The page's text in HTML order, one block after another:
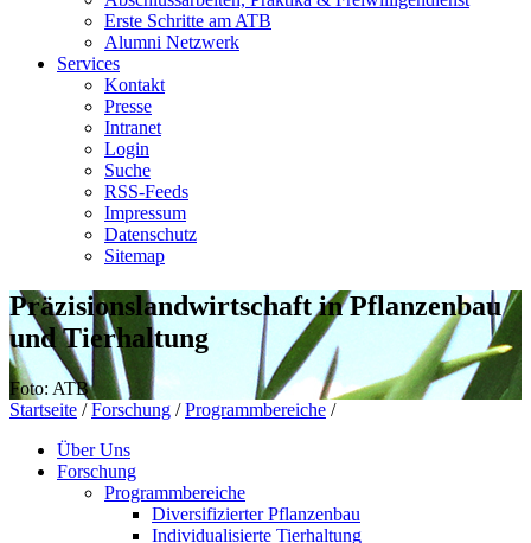
Erste Schritte am ATB
Alumni Netzwerk
Services
Kontakt
Presse
Intranet
Login
Suche
RSS-Feeds
Impressum
Datenschutz
Sitemap
Präzisionslandwirtschaft in Pflanzenbau
und Tierhaltung
Foto: ATB
Startseite / Forschung / Programmbereiche /
Über Uns
Forschung
Programmbereiche
Diversifizierter Pflanzenbau
Individualisierte Tierhaltung